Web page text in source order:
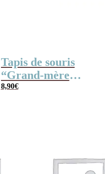
Tapis de souris
“Grand-mère
fabuleuse” –
8,90€